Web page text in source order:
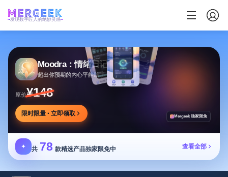
发现数字匠人的绝妙灵感
Moodra：情绪日记
超出你预期的内心平静助手
原价¥148
限时限量 · 立即领取 Mergeek 独家限免
✦ 共 78 款精选产品独家限免中 查看全部